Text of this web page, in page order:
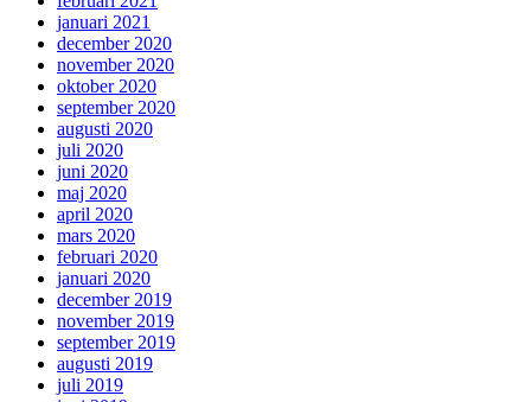
januari 2021
december 2020
november 2020
oktober 2020
september 2020
augusti 2020
juli 2020
juni 2020
maj 2020
april 2020
mars 2020
februari 2020
januari 2020
december 2019
november 2019
september 2019
augusti 2019
juli 2019